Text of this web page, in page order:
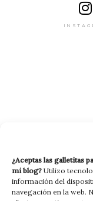
¿Aceptas las galletitas
mi blog? Utilizo
información del
navegación en la web.